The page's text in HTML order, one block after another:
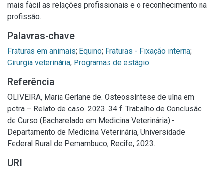
mais fácil as relações profissionais e o reconhecimento na
profissão.
Palavras-chave
Fraturas em animais; Equino; Fraturas - Fixação interna;
Cirurgia veterinária; Programas de estágio
Referência
OLIVEIRA, Maria Gerlane de. Osteossíntese de ulna em
potra – Relato de caso. 2023. 34 f. Trabalho de Conclusão
de Curso (Bacharelado em Medicina Veterinária) -
Departamento de Medicina Veterinária, Universidade
Federal Rural de Pernambuco, Recife, 2023.
URI